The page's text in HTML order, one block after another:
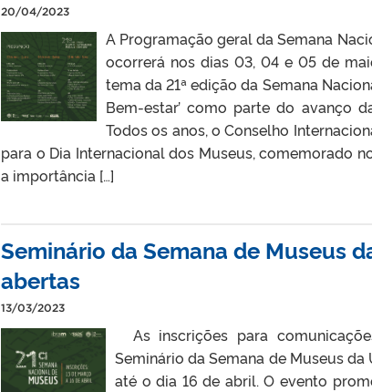
20/04/2023
A Programação geral da Semana
ocorrerá nos dias 03, 04 e 05 de
tema da 21ª edição da Semana
Bem-estar’ como parte do avanço
Todos os anos, o Conselho
para o Dia Internacional dos Museus, comemorado
a importância […]
Seminário da Semana de Museus
abertas
13/03/2023
As inscrições para
Seminário da Semana de Museus
até o dia 16 de abril. O evento